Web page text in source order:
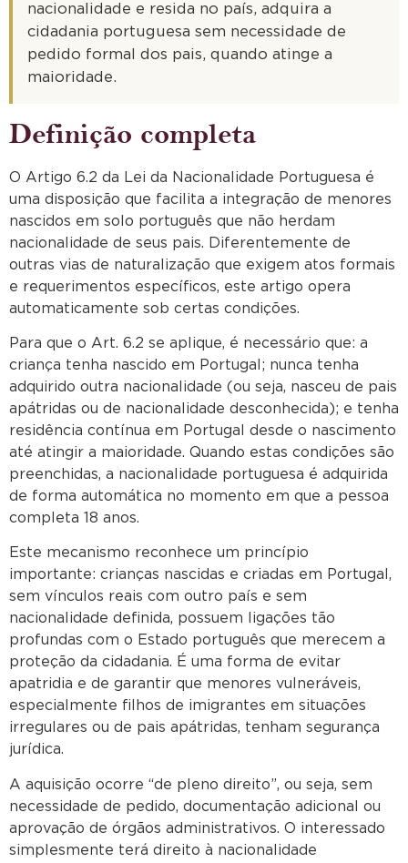
nacionalidade e resida no país, adquira a
cidadania portuguesa sem necessidade de
pedido formal dos pais, quando atinge a
maioridade.
Definição completa
O Artigo 6.2 da Lei da Nacionalidade Portuguesa é
uma disposição que facilita a integração de menores
nascidos em solo português que não herdam
nacionalidade de seus pais. Diferentemente de
outras vias de naturalização que exigem atos formais
e requerimentos específicos, este artigo opera
automaticamente sob certas condições.
Para que o Art. 6.2 se aplique, é necessário que: a
criança tenha nascido em Portugal; nunca tenha
adquirido outra nacionalidade (ou seja, nasceu de pais
apátridas ou de nacionalidade desconhecida); e tenha
residência contínua em Portugal desde o nascimento
até atingir a maioridade. Quando estas condições são
preenchidas, a nacionalidade portuguesa é adquirida
de forma automática no momento em que a pessoa
completa 18 anos.
Este mecanismo reconhece um princípio
importante: crianças nascidas e criadas em Portugal,
sem vínculos reais com outro país e sem
nacionalidade definida, possuem ligações tão
profundas com o Estado português que merecem a
proteção da cidadania. É uma forma de evitar
apatridia e de garantir que menores vulneráveis,
especialmente filhos de imigrantes em situações
irregulares ou de pais apátridas, tenham segurança
jurídica.
A aquisição ocorre “de pleno direito”, ou seja, sem
necessidade de pedido, documentação adicional ou
aprovação de órgãos administrativos. O interessado
simplesmente terá direito à nacionalidade